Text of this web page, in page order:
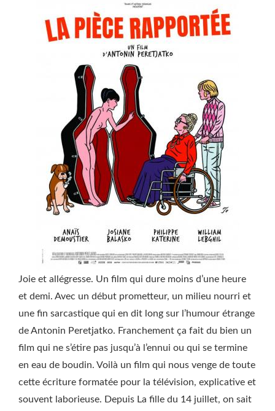
Joie et allégresse. Un film qui dure moins d’une heure
et demi. Avec un début prometteur, un milieu nourri et
une fin sarcastique qui en dit long sur l’humour étrange
de Antonin Peretjatko. Franchement ça fait du bien un
film qui ne s’étire pas jusqu’à l’ennui ou qui se termine
en eau de boudin. Voilà un film qui nous venge de toute
cette écriture formatée pour la télévision, explicative et
souvent laborieuse. Depuis La fille du 14 juillet, on sait